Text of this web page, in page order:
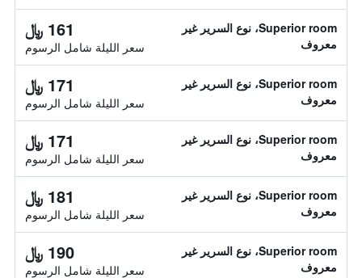
Superior room، نوع السرير غير
معروف
161 ﷼
سعر الليلة شامل الرسوم
Superior room، نوع السرير غير
معروف
171 ﷼
سعر الليلة شامل الرسوم
Superior room، نوع السرير غير
معروف
171 ﷼
سعر الليلة شامل الرسوم
Superior room، نوع السرير غير
معروف
181 ﷼
سعر الليلة شامل الرسوم
Superior room، نوع السرير غير
معروف
190 ﷼
سعر الليلة شامل الرسوم